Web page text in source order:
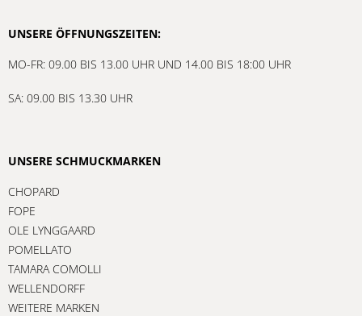
UNSERE ÖFFNUNGSZEITEN:
MO-FR: 09.00 BIS 13.00 UHR UND 14.00 BIS 18:00 UHR
SA: 09.00 BIS 13.30 UHR
UNSERE SCHMUCKMARKEN
CHOPARD
FOPE
OLE LYNGGAARD
POMELLATO
TAMARA COMOLLI
WELLENDORFF
WEITERE MARKEN